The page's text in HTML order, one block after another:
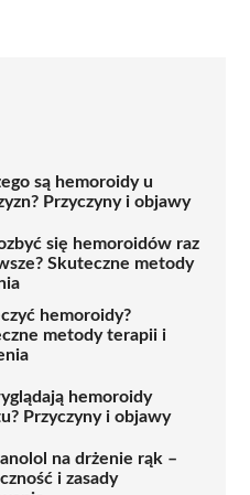
są hemoroidy u
Przyczyny i objawy
się hemoroidów raz
Skuteczne metody
hemoroidy?
metody terapii i
hemoroidy
Przyczyny i objawy
na drżenie rąk –
i zasady